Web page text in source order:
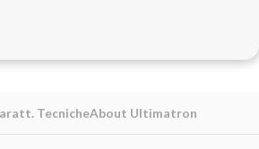
TecnicheAbout Ultimatron